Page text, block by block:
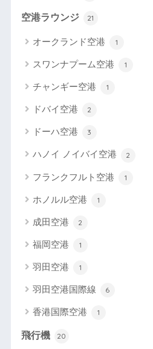
空港ラウンジ 21
オークランド空港 1
スワンナプーム空港 1
チャンギー空港 1
ドバイ空港 2
ドーハ空港 3
ハノイ ノイバイ空港 2
フランクフルト空港 1
ホノルル空港 1
成田空港 2
福岡空港 1
羽田空港 1
羽田空港国際線 6
香港国際空港 1
飛行機 20